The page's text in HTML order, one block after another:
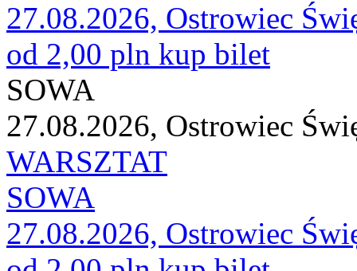
27.08.2026, Ostrowiec
od 2,00 pln kup bilet
SOWA
27.08.2026, Ostrowiec
WARSZTAT
SOWA
27.08.2026, Ostrowiec